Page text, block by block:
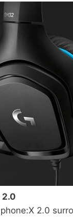
2.0
2.0